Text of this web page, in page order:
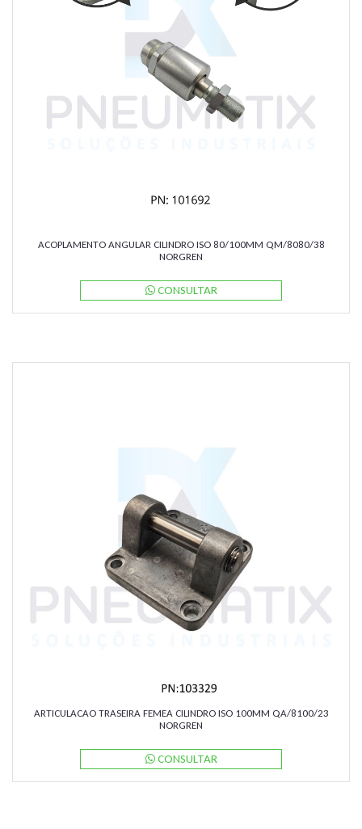
ACOPLAMENTO ANGULAR CILINDRO ISO 80/100MM QM/8080/38
NORGREN
CONSULTAR
ARTICULACAO TRASEIRA FEMEA CILINDRO ISO 100MM QA/8100/23
NORGREN
CONSULTAR